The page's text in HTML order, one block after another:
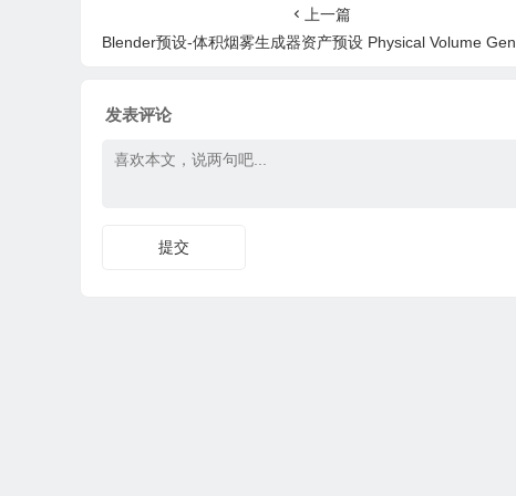
Egypt上一篇
Blender预设-体积烟雾生成器资产预设 Physical Volume Generator v1.1
发表评论